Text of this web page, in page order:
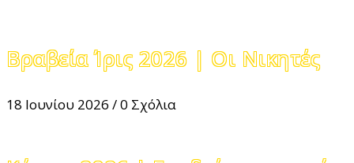
Βραβεία Ίρις 2026 | Οι Νικητές
18 Ιουνίου 2026 /0 Σχόλια